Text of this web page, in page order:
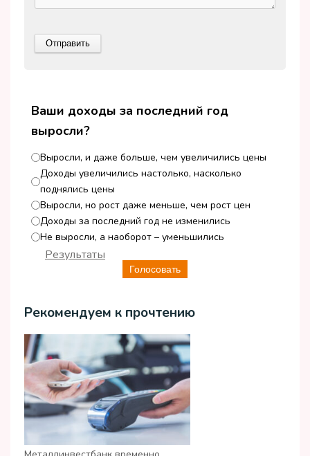
Ваши доходы за последний год
выросли?
Выросли, и даже больше, чем увеличились цены
Доходы увеличились настолько, насколько
поднялись цены
Выросли, но рост даже меньше, чем рост цен
Доходы за последний год не изменились
Не выросли, а наоборот – уменьшились
Голосовать
Результаты
Рекомендуем к прочтению